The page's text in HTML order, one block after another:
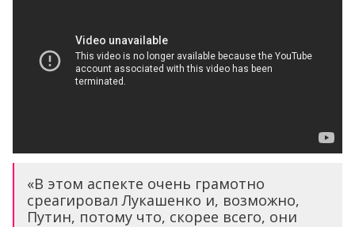
«В этом аспекте очень грамотно
среагировал Лукашенко и, возможно,
Путин, потому что, скорее всего, они